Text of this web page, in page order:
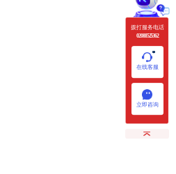
拨打服务电话
020 88525362
在线客服
立即咨询